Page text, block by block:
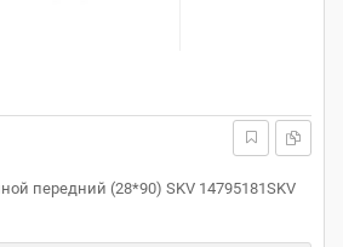
передний (28*90) SKV 14795181SKV